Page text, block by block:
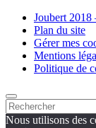
Joubert 2018
Plan du site
Gérer mes
Mentions
Politique de
Nous utilisons des